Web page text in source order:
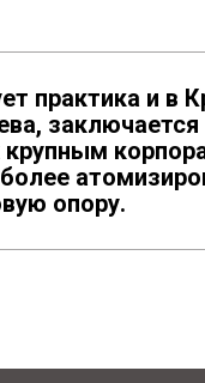
практика и в
опору.